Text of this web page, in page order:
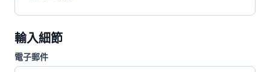
輸入細節
電子郵件